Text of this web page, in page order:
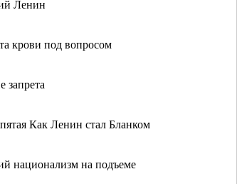
Ленин
крови под вопросом
запрета
Как Ленин стал Бланком
национализм на подъеме